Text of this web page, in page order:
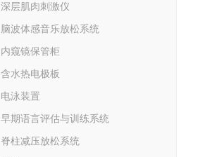
深层肌肉刺激仪
脑波体感音乐放松系统
内窥镜保管柜
含水热电极板
电泳装置
早期语言评估与训练系统
脊柱减压放松系统